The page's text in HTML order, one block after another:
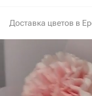
Доставка цветов в